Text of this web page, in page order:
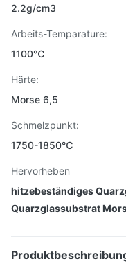
2.2g/cm3
Arbeits-Temparature:
1100℃
Härte:
Morse 6,5
Schmelzpunkt:
1750-1850℃
Hervorheben
hitzebeständiges
Quarzglassubstrat